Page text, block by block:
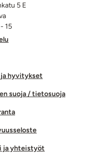
ja hyvitykset
suoja / tietosuoja
ja yhteistyöt
5 E
15